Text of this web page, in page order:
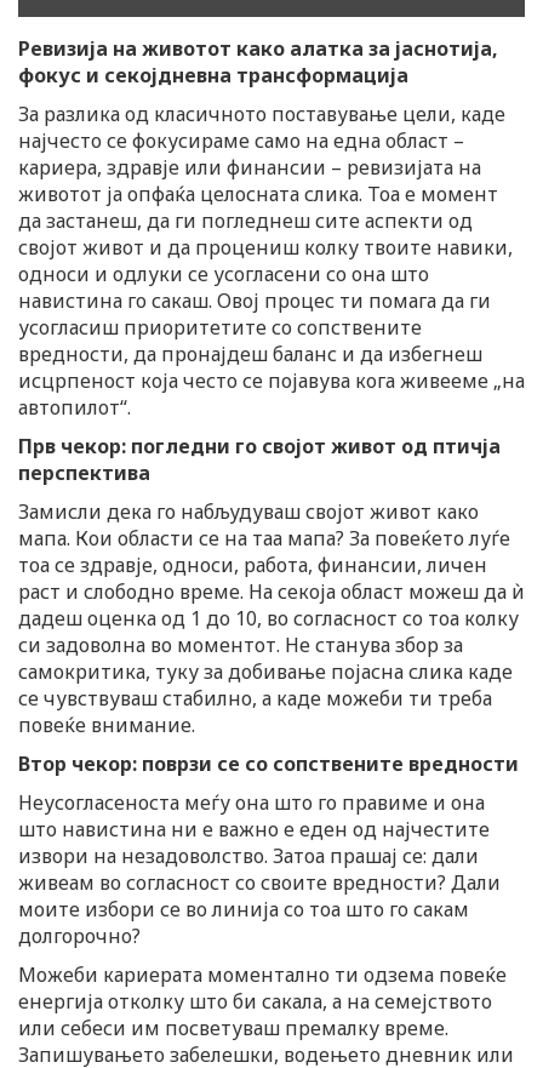
Ревизија на животот како алатка за јаснотија,
фокус и секојдневна трансформација
За разлика од класичното поставување цели, каде
најчесто се фокусираме само на една област –
кариера, здравје или финансии – ревизијата на
животот ја опфаќа целосната слика. Тоа е момент
да застанеш, да ги погледнеш сите аспекти од
својот живот и да процениш колку твоите навики,
односи и одлуки се усогласени со она што
навистина го сакаш. Овој процес ти помага да ги
усогласиш приоритетите со сопствените
вредности, да пронајдеш баланс и да избегнеш
исцрпеност која често се појавува кога живееме „на
автопилот“.
Прв чекор: погледни го својот живот од птичја
перспектива
Замисли дека го набљудуваш својот живот како
мапа. Кои области се на таа мапа? За повеќето луѓе
тоа се здравје, односи, работа, финансии, личен
раст и слободно време. На секоја област можеш да ѝ
дадеш оценка од 1 до 10, во согласност со тоа колку
си задоволна во моментот. Не станува збор за
самокритика, туку за добивање појасна слика каде
се чувствуваш стабилно, а каде можеби ти треба
повеќе внимание.
Втор чекор: поврзи се со сопствените вредности
Неусогласеноста меѓу она што го правиме и она
што навистина ни е важно е еден од најчестите
извори на незадоволство. Затоа прашај се: дали
живеам во согласност со своите вредности? Дали
моите избори се во линија со тоа што го сакам
долгорочно?
Можеби кариерата моментално ти одзема повеќе
енергија отколку што би сакала, а на семејството
или себеси им посветуваш премалку време.
Запишувањето забелешки, водењето дневник или